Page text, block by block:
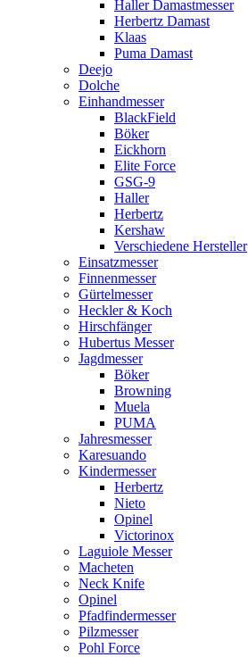
Haller Damastmesser
Herbertz Damast
Klaas
Puma Damast
Deejo
Dolche
Einhandmesser
BlackField
Böker
Eickhorn
Elite Force
GSG-9
Haller
Herbertz
Kershaw
Verschiedene Hersteller
Einsatzmesser
Finnenmesser
Gürtelmesser
Heckler & Koch
Hirschfänger
Hubertus Messer
Jagdmesser
Böker
Browning
Muela
PUMA
Jahresmesser
Karesuando
Kindermesser
Herbertz
Nieto
Opinel
Victorinox
Laguiole Messer
Macheten
Neck Knife
Opinel
Pfadfindermesser
Pilzmesser
Pohl Force